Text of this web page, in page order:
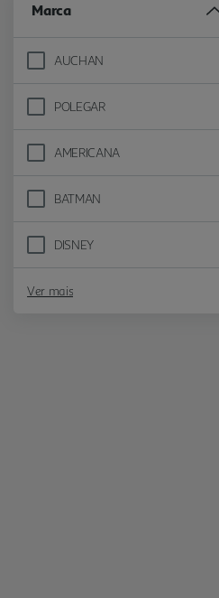
Marca
AUCHAN
Refine by Marca: AUCHAN
POLEGAR
Refine by Marca: POLEGAR
AMERICANA
Refine by Marca: AMERICANA
BATMAN
Refine by Marca: BATMAN
DISNEY
Refine by Marca: DISNEY
Ver mais